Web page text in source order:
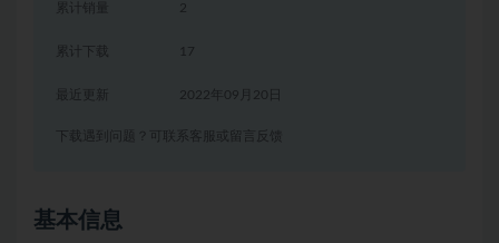
累计销量 2
累计下载 17
2022年09月20日
下载遇到问题？可联系客服或留言反馈
基本信息